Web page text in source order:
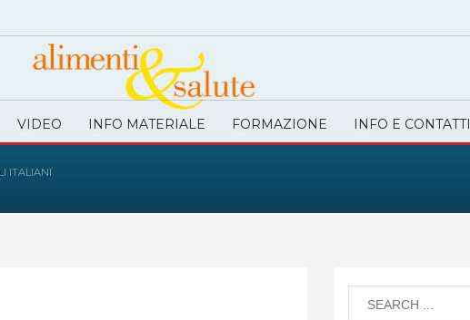
VIDEO INFO MATERIALE FORMAZIONE INFO E CONTATTI
ITALIANI